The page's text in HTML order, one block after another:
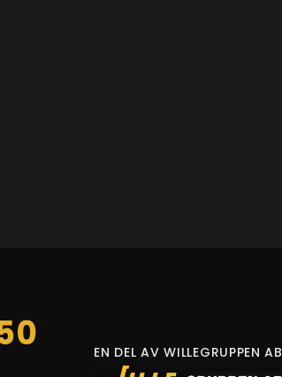
EN DEL AV WILLEGRUPPEN AB